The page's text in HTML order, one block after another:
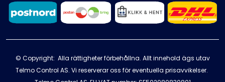
© Copyright: Alla rättigheter förbehållna. Allt innehold ägs utav
Telmo Control AS. Vi reserverar oss för eventuella prisavvikelser.